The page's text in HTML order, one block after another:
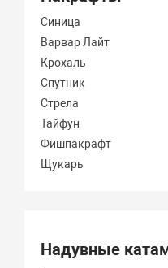
Синица
Варвар Лайт
Крохаль
Спутник
Стрела
Тайфун
Фишпакрафт
Щукарь
Надувные